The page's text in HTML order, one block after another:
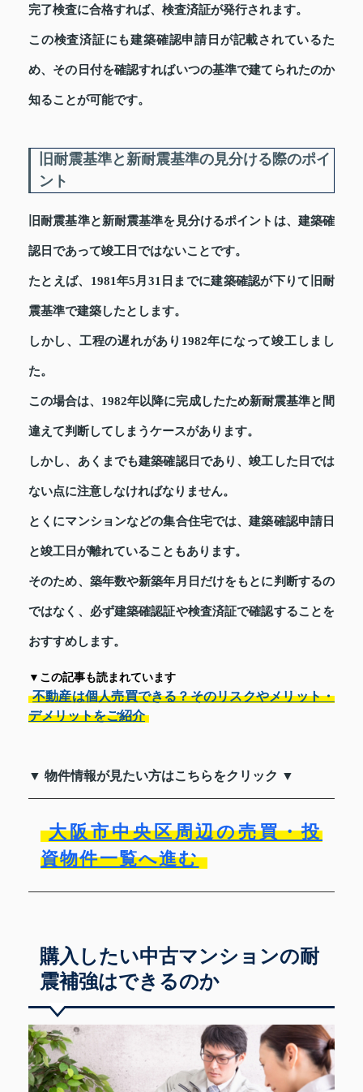
完了検査に合格すれば、検査済証が発行されます。
この検査済証にも建築確認申請日が記載されているた
め、その日付を確認すればいつの基準で建てられたのか
知ることが可能です。
旧耐震基準と新耐震基準の見分ける際のポイ
ント
旧耐震基準と新耐震基準を見分けるポイントは、建築確
認日であって竣工日ではないことです。
たとえば、1981年5月31日までに建築確認が下りて旧耐
震基準で建築したとします。
しかし、工程の遅れがあり1982年になって竣工しまし
た。
この場合は、1982年以降に完成したため新耐震基準と間
違えて判断してしまうケースがあります。
しかし、あくまでも建築確認日であり、竣工した日では
ない点に注意しなければなりません。
とくにマンションなどの集合住宅では、建築確認申請日
と竣工日が離れていることもあります。
そのため、築年数や新築年月日だけをもとに判断するの
ではなく、必ず建築確認証や検査済証で確認することを
おすすめします。
▼この記事も読まれています
不動産は個人売買できる？そのリスクやメリット・
デメリットをご紹介
▼ 物件情報が見たい方はこちらをクリック ▼
大阪市中央区周辺の売買・投
資物件一覧へ進む
購入したい中古マンションの耐
震補強はできるのか